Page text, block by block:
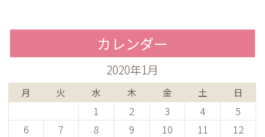
カレンダー
2020年1月
月 火 水 木 金 土 日
1 2 3 4
5
6
7 8 9 10 11
12